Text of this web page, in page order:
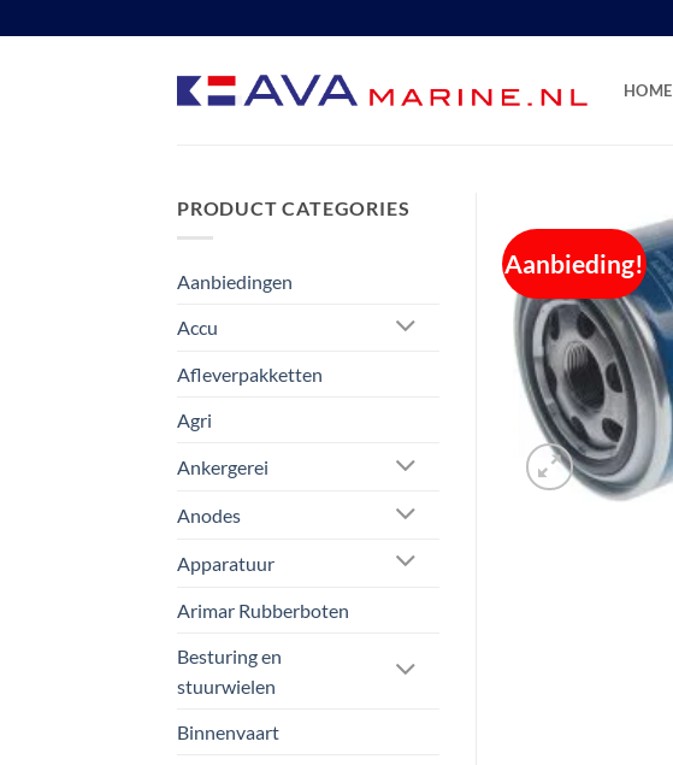
naar
HOME
PRODUCT CATEGORIES
Aanbiedingen
Accu
Afleverpakketten
Agri
Ankergerei
Anodes
Apparatuur
Arimar Rubberboten
Besturing en
stuurwielen
Binnenvaart
Aanbieding!